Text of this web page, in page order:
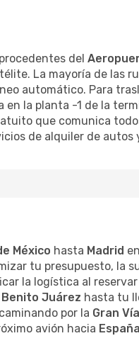
del
La mayoría de las
automático. Para
la planta -1 de la
que comunica
de alquiler de autos
México hasta Madrid en
tu presupuesto, la
la logística al
Juárez hasta tu
por la Gran Vía
avión hacia España